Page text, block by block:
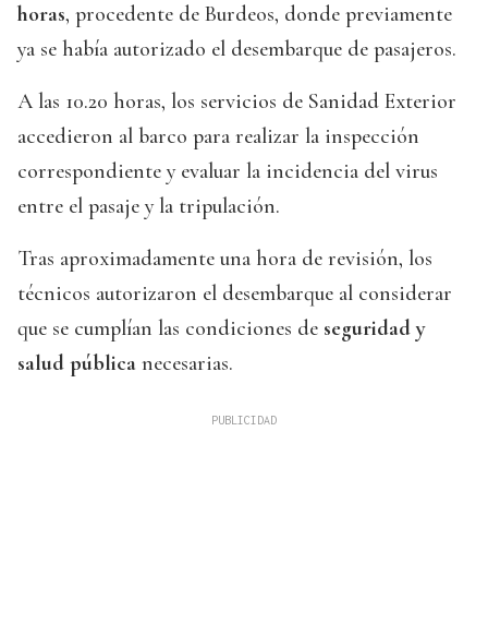
horas, procedente de Burdeos, donde previamente
ya se había autorizado el desembarque de pasajeros.
A las 10.20 horas, los servicios de Sanidad Exterior
accedieron al barco para realizar la inspección
correspondiente y evaluar la incidencia del virus
entre el pasaje y la tripulación.
Tras aproximadamente una hora de revisión, los
técnicos autorizaron el desembarque al considerar
que se cumplían las condiciones de seguridad y
salud pública necesarias.